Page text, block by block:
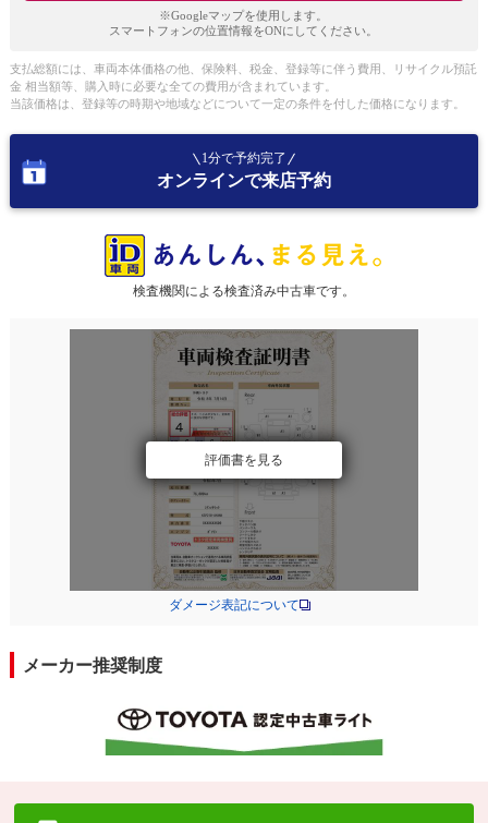
※Googleマップを使用します。
スマートフォンの位置情報をONにしてください。
支払総額には、車両本体価格の他、保険料、税金、登録等に伴う費用、リサイクル預託
金 相当額等、購入時に必要な全ての費用が含まれています。
当該価格は、登録等の時期や地域などについて一定の条件を付した価格になります。
1分で予約完了
オンラインで来店予約
検査機関による検査済み中古車です。
評価書を見る
ダメージ表記について
メーカー推奨制度